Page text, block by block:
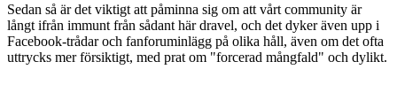
Sedan så är det viktigt att påminna sig om att vårt community är
långt ifrån immunt från sådant här dravel, och det dyker även upp i
Facebook-trådar och fanforuminlägg på olika håll, även om det ofta
uttrycks mer försiktigt, med prat om "forcerad mångfald" och dylikt.